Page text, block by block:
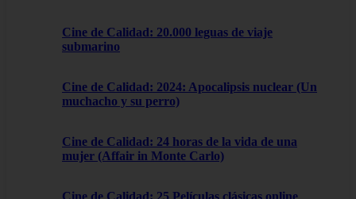
Cine de Calidad: 20.000 leguas de viaje
submarino
Cine de Calidad: 2024: Apocalipsis nuclear (Un
muchacho y su perro)
Cine de Calidad: 24 horas de la vida de una
mujer (Affair in Monte Carlo)